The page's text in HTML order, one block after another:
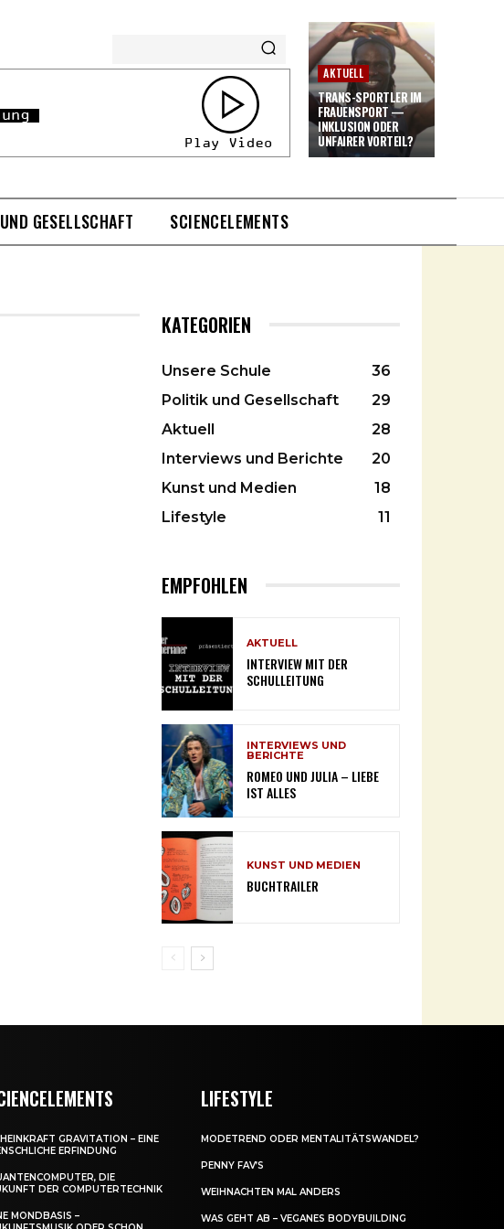
AKTUELL
TRANS-SPORTLER IM
FRAUENSPORT —
INKLUSION ODER
UNFAIRER VORTEIL?
GESELLSCHAFT SCIENCELEMENTS
KATEGORIEN
Unsere Schule
36
Politik und Gesellschaft
29
Aktuell
28
Interviews und Berichte
20
Kunst und Medien
18
Lifestyle
11
EMPFOHLEN
AKTUELL
INTERVIEW MIT DER
SCHULLEITUNG
INTERVIEWS UND
BERICHTE
ROMEO UND JULIA – LIEBE
IST ALLES
KUNST UND MEDIEN
BUCHTRAILER
GRAVITATION – EINE
ERFINDUNG
DIE
DER COMPUTERTECHNIK
MONDBASIS –
LIFESTYLE
MODETREND ODER MENTALITÄTSWANDEL?
PENNY FAV’S
WEIHNACHTEN MAL ANDERS
WAS GEHT AB – VEGANES BODYBUILDING